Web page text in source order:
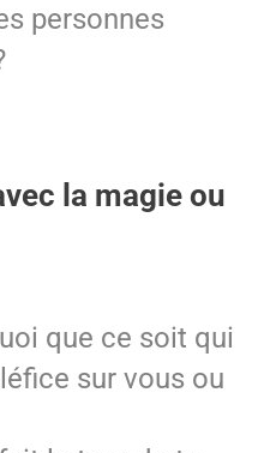
personnes
la magie ou
que ce soit qui
sur vous ou